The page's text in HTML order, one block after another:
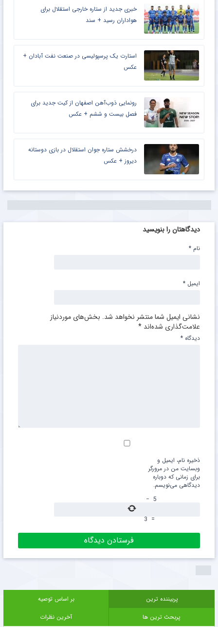
خبری جدید از ستاره خارجی استقلال برای
هواداران رسید + سند
استارت یک پرسپولیسی در صنعت نفت آبادان +
عکس
رونمایی ذوب‌آهن اصفهان از کیت جدید برای
فصل بیست و ششم + عکس
درخشش ستاره جوان استقلال در بازی دوستانه
دیروز + عکس
دیدگاهتان را بنویسید
نشانی ایمیل شما منتشر نخواهد شد. بخش‌های موردنیاز
علامت‌گذاری شده‌اند *
دیدگاه *
نام *
ایمیل *
ذخیره نام، ایمیل و
وبسایت من در مرورگر
برای زمانی که دوباره
دیدگاهی می‌نویسم.
5
−
=
3
پربیننده ترین
بر اساس توصیه
پربحث ترین ها
آخرین نظرات